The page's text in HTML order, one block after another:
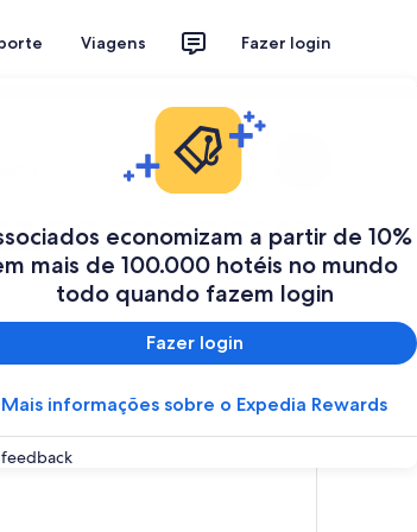
Viagens Fazer login
economizam a partir de 10%
mais de 100.000 hotéis no mundo
todo quando fazem login
Fazer login
Mais informações sobre o Expedia Rewards
feedback
ryokans, hotéis-cápsula e riads, você
com a opção certa para você.